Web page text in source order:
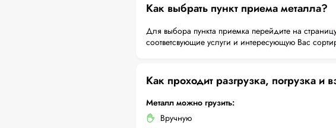
Как выбрать пункт приема металла?
Для выбора пункта приемка перейдите на
соответсвующие услуги и интересующую Вас
Как проходит разгрузка, погрузка и
Металл можно грузить:
Вручную